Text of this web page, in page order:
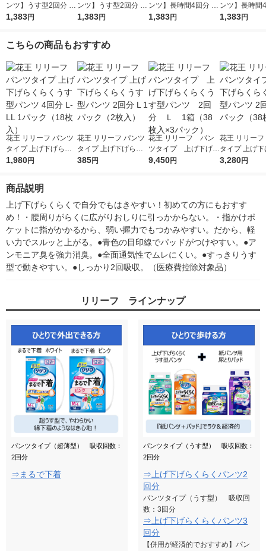
ンツ】うす型2回分 M-
L 消臭抗菌 肌ケアア
1,383円
ンツ】うす型2回分 L-
LL 消臭抗菌 肌ケアア
1,383円
ンツ】長時間4回分 M-
L 消臭抗菌 肌ケアア
1,383円
ンツ】長時間
LL 消臭抗菌
1,383円
こちらの商品もおすすめ
花王 リリーフ パンツ
タイプ 上げ下げらく
らくうす型パンツ 4回
1,980円
花王 リリーフ パンツ
タイプ 上げ下げらく
らくうす型パンツ 2回
385円
花王 リリーフ パン
ツタイプ 上げ下げら
くらくうす型パンツ
9,450円
花王 リリーフ
タイプ 上げ
らくうす型パ
3,280円
商品説明
上げ下げらくらくで自分でもはきやすい！初めての方にもおすす
め！・腰周りがらくに広がりおしりに引っかからない。・指かけポ
ケットに指がかかるから、弱い握力でもつかみやすい。だから、軽
い力でスルッと上がる。●青色の目印線でパッドがつけやすい。●ア
ンモニア臭を強力消臭。●全面通気性でムレにくい。●すっきりうす
型で動きやすい。●しっかり2回吸収。（医療費控除対象品）
リリーフ ラインナップ
パンツタイプ（超薄型） 吸収回数：
2回分
⇒まるで下着
パンツタイプ（うす型） 吸収回数：
2回分
⇒上げ下げらくらくパンツ2
回分
パンツタイプ（うす型） 吸収回
数：3回分
⇒上げ下げらくらくパンツ3
回分
【併用が経済的でおすすめ】パン